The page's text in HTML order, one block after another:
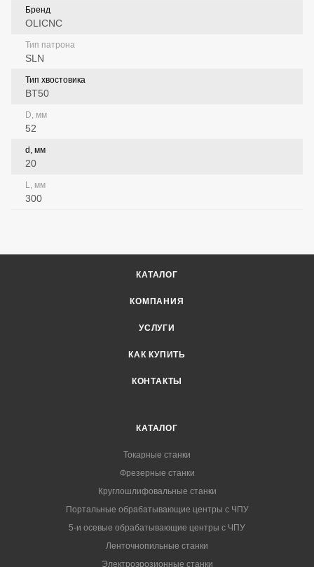
Бренд
OLICNC
Тип патрона
SLN
Тип хвостовика
BT50
D, мм
52
d, мм
20
L, мм
300
КАТАЛОГ
КОМПАНИЯ
УСЛУГИ
КАК КУПИТЬ
КОНТАКТЫ
КАТАЛОГ
Токарные станки
Фрезерные станки
Круглошлифовальные станки
Портальные обрабатывающие центры с ЧПУ
5-и осевые обрабатывающие центры с ЧПУ
Ленточнопильные станки
Электроэрозионные станки